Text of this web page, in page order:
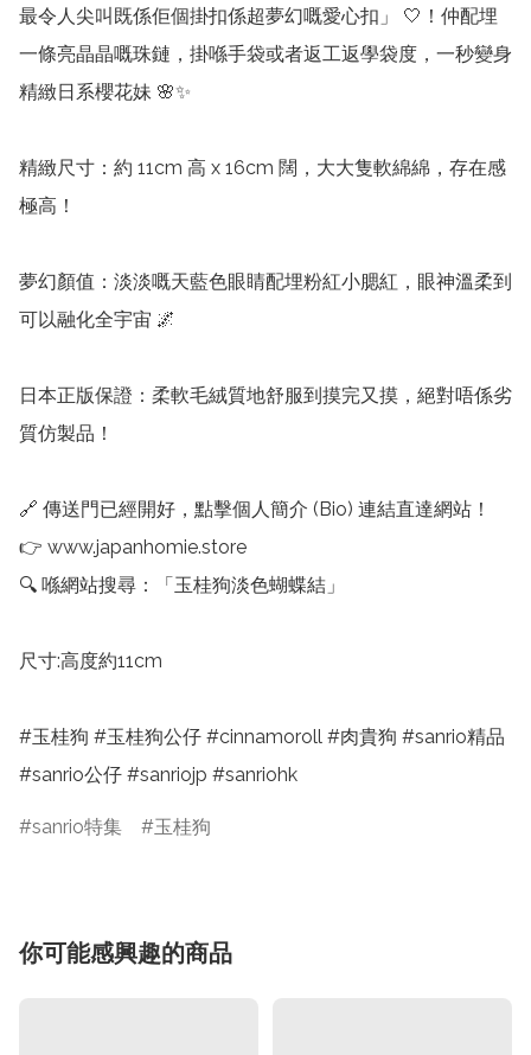
最令人尖叫既係佢個掛扣係超夢幻嘅愛心扣」 🤍！仲配埋
一條亮晶晶嘅珠鏈，掛喺手袋或者返工返學袋度，一秒變身
精緻日系櫻花妹 🌸✨
精緻尺寸：約 11cm 高 x 16cm 闊，大大隻軟綿綿，存在感
極高！
夢幻顏值：淡淡嘅天藍色眼睛配埋粉紅小腮紅，眼神溫柔到
可以融化全宇宙 🌌
日本正版保證：柔軟毛絨質地舒服到摸完又摸，絕對唔係劣
質仿製品！
🔗 傳送門已經開好，點擊個人簡介 (Bio) 連結直達網站！
👉 www.japanhomie.store
🔍 喺網站搜尋：「玉桂狗淡色蝴蝶結」
尺寸:高度約11cm
#玉桂狗 #玉桂狗公仔 #cinnamoroll #肉貴狗 #sanrio精品
#sanrio公仔 #sanriojp #sanriohk
sanrio特集 玉桂狗
你可能感興趣的商品